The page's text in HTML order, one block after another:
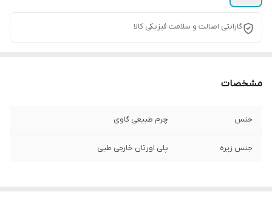
گارانتی اصالت و سلامت فیزیکی کالا
مشخصات
جنس چرم طبیعی گاوی
جنس زیره پلی اورتان خارجی طبی